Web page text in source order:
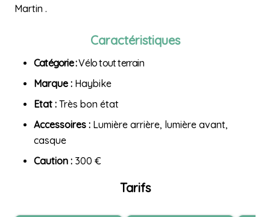
Martin .
Caractéristiques
Catégorie :Vélo tout terrain
Marque : Haybike
Etat : Très bon état
Accessoires : Lumière arrière, lumière avant,
casque
Caution : 300 €
Tarifs